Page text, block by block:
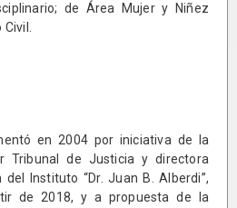
de Área Mujer y Niñez
Civil.
en 2004 por iniciativa de la
Tribunal de Justicia y directora
Instituto “Dr. Juan B. Alberdi”,
de 2018, y a propuesta de la